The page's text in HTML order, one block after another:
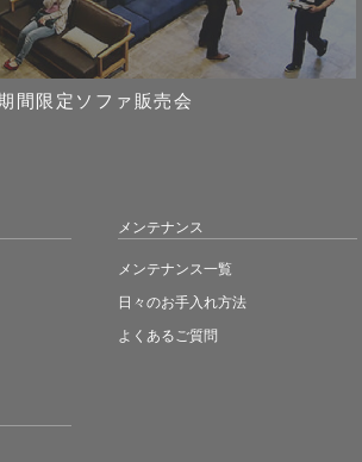
間限定ソファ販売会
メンテナンス
メンテナンス一覧
日々のお手入れ方法
よくあるご質問